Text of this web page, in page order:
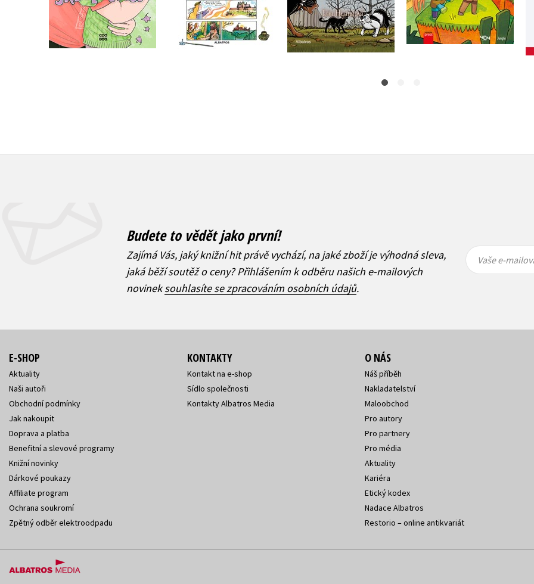
Do košíku
549 Kč
439 Kč Do košíku
279 Kč
Do košíku
269 Kč
215 Kč
Do košíku
229 Kč
183 Kč
Budete to vědět jako první!
Zajímá Vás, jaký knižní hit právě vychází, na jaké zboží je výhodná sleva,
jaká běží soutěž o ceny? Přihlášením k odběru našich e-mailových
novineksouhlasíte se zpracováním osobních údajů.
mailová
mailová
Vaše e-
E-SHOP
Aktuality
Naši autoři
Obchodní podmínky
Jak nakoupit
Doprava a platba
Benefitní a slevové programy
Knižní novinky
Dárkové poukazy
Affiliate program
Ochrana soukromí
Zpětný odběr elektroodpadu
KONTAKTY
Kontakt na e-shop
Sídlo společnosti
Kontakty Albatros Media
O NÁS
Náš příběh
Nakladatelství
Maloobchod
Pro autory
Pro partnery
Pro média
Aktuality
Kariéra
Etický kodex
Nadace Albatros
Restorio – online antikvariát